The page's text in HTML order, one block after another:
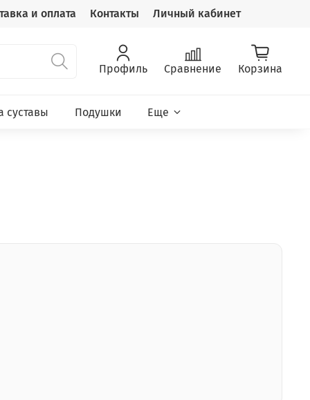
и оплата Контакты Личный кабинет
Профиль Сравнение Корзина
суставы Подушки Еще